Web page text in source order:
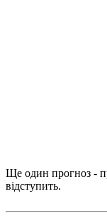
Ще один прогноз -
відступить.